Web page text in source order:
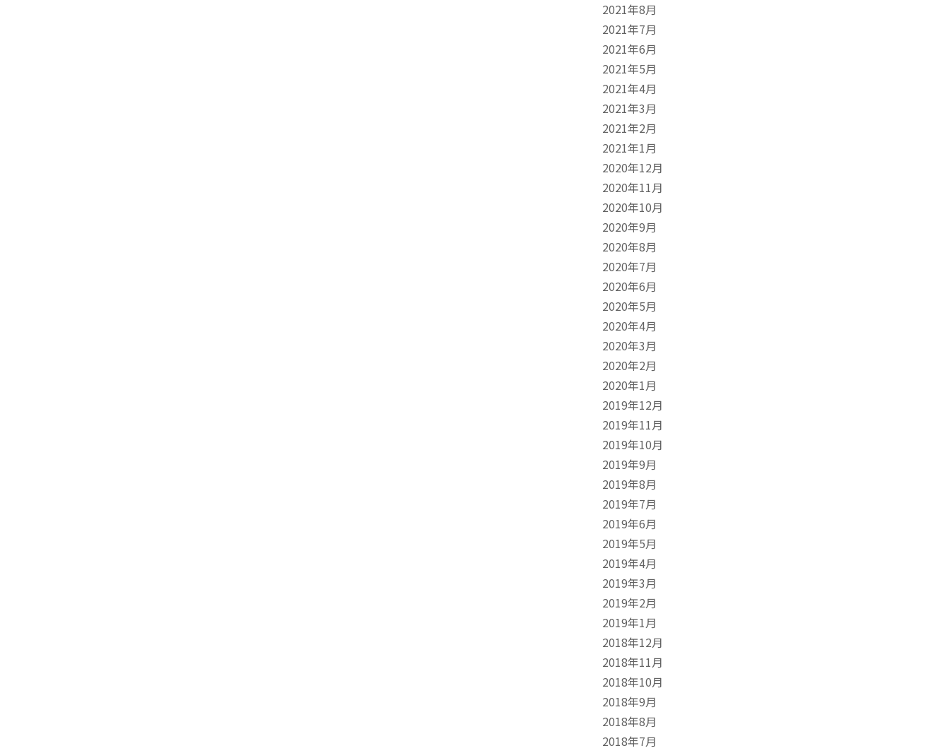
2021年8月
2021年7月
2021年6月
2021年5月
2021年4月
2021年3月
2021年2月
2021年1月
2020年12月
2020年11月
2020年10月
2020年9月
2020年8月
2020年7月
2020年6月
2020年5月
2020年4月
2020年3月
2020年2月
2020年1月
2019年12月
2019年11月
2019年10月
2019年9月
2019年8月
2019年7月
2019年6月
2019年5月
2019年4月
2019年3月
2019年2月
2019年1月
2018年12月
2018年11月
2018年10月
2018年9月
2018年8月
2018年7月